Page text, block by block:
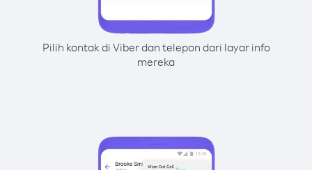
Pilih kontak di Viber dan telepon dari layar info
mereka